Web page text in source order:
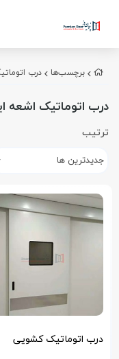
برچسب‌ها درب
درب اتوماتیک اشعه
ترتیب
درب اتوماتیک کشویی